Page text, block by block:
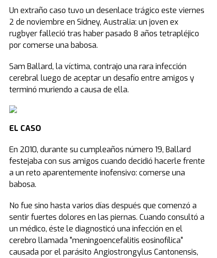
Un extraño caso tuvo un desenlace trágico este viernes
2 de noviembre en Sidney, Australia: un joven ex
rugbyer falleció tras haber pasado 8 años tetrapléjico
por comerse una babosa.
Sam Ballard, la víctima, contrajo una rara infección
cerebral luego de aceptar un desafío entre amigos y
terminó muriendo a causa de ella.
EL CASO
En 2010, durante su cumpleaños número 19, Ballard
festejaba con sus amigos cuando decidió hacerle frente
a un reto aparentemente inofensivo: comerse una
babosa.
No fue sino hasta varios días después que comenzó a
sentir fuertes dolores en las piernas. Cuando consultó a
un médico, éste le diagnosticó una infección en el
cerebro llamada "meningoencefalitis eosinofílica"
causada por el parásito Angiostrongylus Cantonensis,